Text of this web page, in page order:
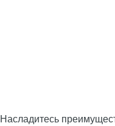
Насладитесь